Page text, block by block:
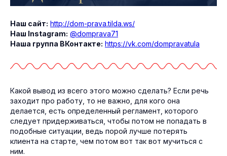
Наш сайт: http://dom-prava.tilda.ws/
Наш Instagram: @domprava71
Наша группа ВКонтакте: https://vk.com/dompravatula
Какой вывод из всего этого можно сделать? Если речь
заходит про работу, то не важно, для кого она
делается, есть определенный регламент, которого
следует придерживаться, чтобы потом не попадать в
подобные ситуации, ведь порой лучше потерять
клиента на старте, чем потом вот так вот мучиться с
ним.